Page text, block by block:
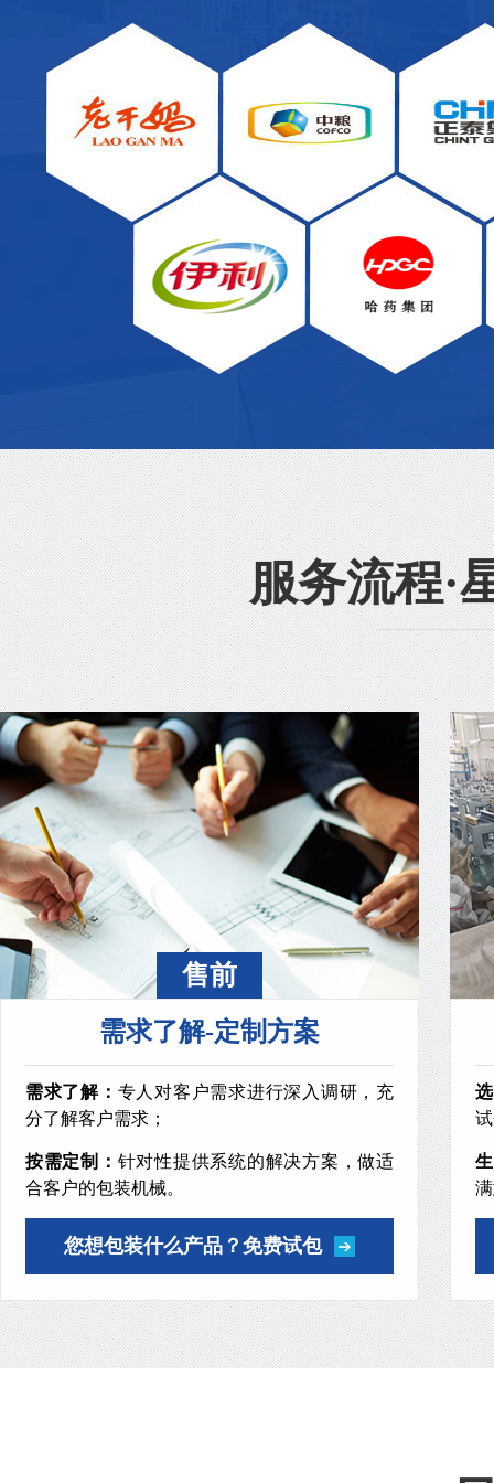
服务流程·
售前
需求了解-定制方案
需求了解： 专人对客户需求进行深入调研，充
分了解客户需求；
按需定制： 针对性提供系统的解决方案，做适
合客户的包装机械。
您想包装什么产品？免费试包